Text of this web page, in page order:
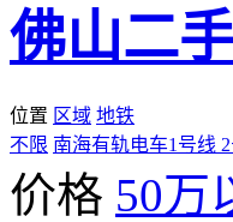
佛山二
位置 区域 地铁
不限 南海有轨电车1号线
价格 50万